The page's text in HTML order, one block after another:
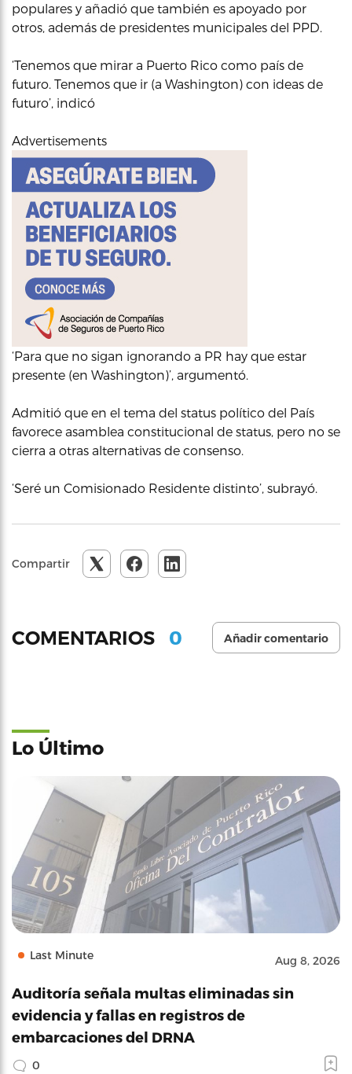
populares y añadió que también es apoyado por
otros, además de presidentes municipales del PPD.
‘Tenemos que mirar a Puerto Rico como país de
futuro. Tenemos que ir (a Washington) con ideas de
futuro’, indicó
Advertisements
‘Para que no sigan ignorando a PR hay que estar
presente (en Washington)’, argumentó.
Admitió que en el tema del status político del País
favorece asamblea constitucional de status, pero no se
cierra a otras alternativas de consenso.
‘Seré un Comisionado Residente distinto’, subrayó.
Compartir
COMENTARIOS 0 Añadir comentario
Lo Último
Last Minute Aug 8, 2026
Auditoría señala multas eliminadas sin
evidencia y fallas en registros de
embarcaciones del DRNA
0